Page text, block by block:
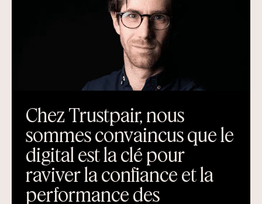
Chez Trustpair, nous
sommes convaincus que le
digital est la clé pour
raviver la confiance et la
performance des